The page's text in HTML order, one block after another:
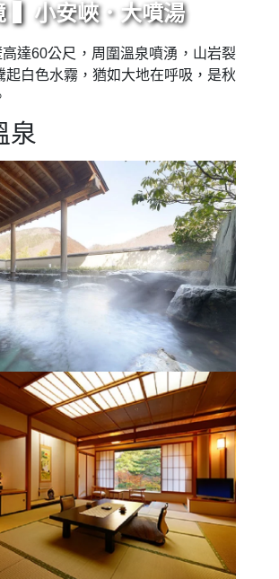
▍小安峽．大噴湯
達60公尺，周圍溫泉噴湧，山岩裂
起白色水霧，猶如大地在呼吸，是秋
泉